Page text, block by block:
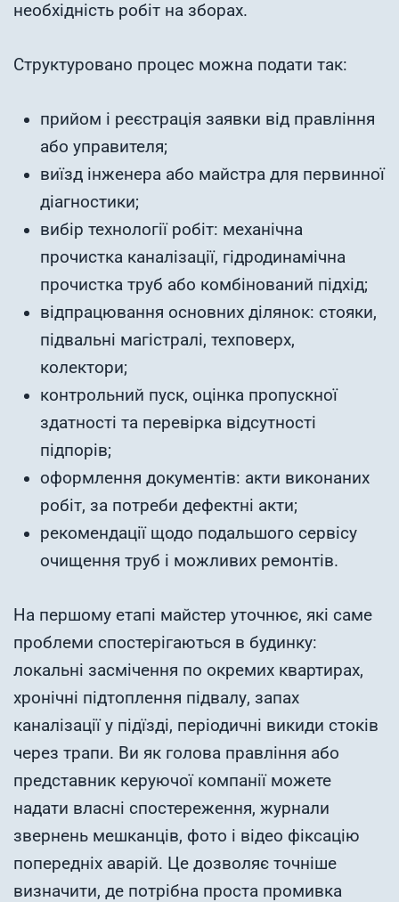
необхідність робіт на зборах.
Структуровано процес можна подати так:
прийом і реєстрація заявки від правління
або управителя;
виїзд інженера або майстра для первинної
діагностики;
вибір технології робіт: механічна
прочистка каналізації, гідродинамічна
прочистка труб або комбінований підхід;
відпрацювання основних ділянок: стояки,
підвальні магістралі, техповерх,
колектори;
контрольний пуск, оцінка пропускної
здатності та перевірка відсутності
підпорів;
оформлення документів: акти виконаних
робіт, за потреби дефектні акти;
рекомендації щодо подальшого сервісу
очищення труб і можливих ремонтів.
На першому етапі майстер уточнює, які саме
проблеми спостерігаються в будинку:
локальні засмічення по окремих квартирах,
хронічні підтоплення підвалу, запах
каналізації у підїзді, періодичні викиди стоків
через трапи. Ви як голова правління або
представник керуючої компанії можете
надати власні спостереження, журнали
звернень мешканців, фото і відео фіксацію
попередніх аварій. Це дозволяє точніше
визначити, де потрібна проста промивка